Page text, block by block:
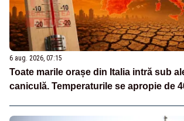
6 aug. 2026, 07:15
Toate marile orașe din Italia intră sub
caniculă. Temperaturile se apropie de